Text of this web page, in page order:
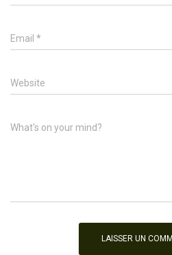
Email *
Website
What's on your mind?